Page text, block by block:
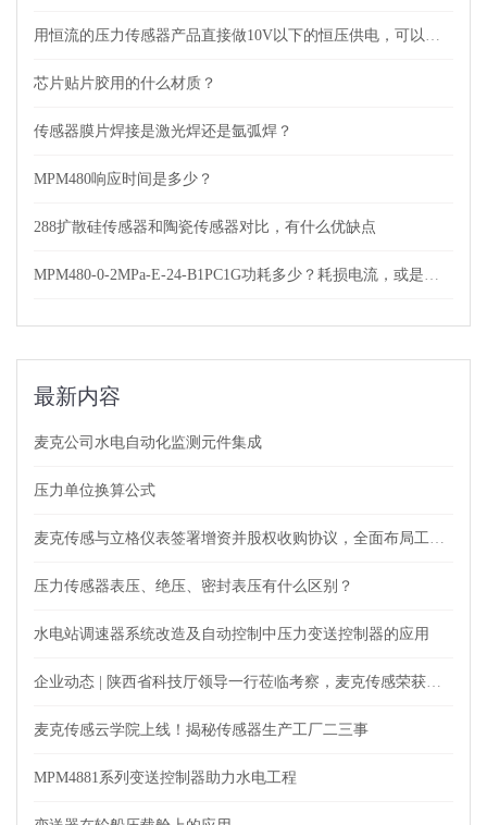
芯片贴片胶用的什么材质？
传感器膜片焊接是激光焊还是氩弧焊？
MPM480响应时间是多少？
288扩散硅传感器和陶瓷传感器对比，有什么优缺点
最新内容
麦克公司水电自动化监测元件集成
压力单位换算公式
压力传感器表压、绝压、密封表压有什么区别？
水电站调速器系统改造及自动控制中压力变送控制器的应用
麦克传感云学院上线！揭秘传感器生产工厂二三事
MPM4881系列变送控制器助力水电工程